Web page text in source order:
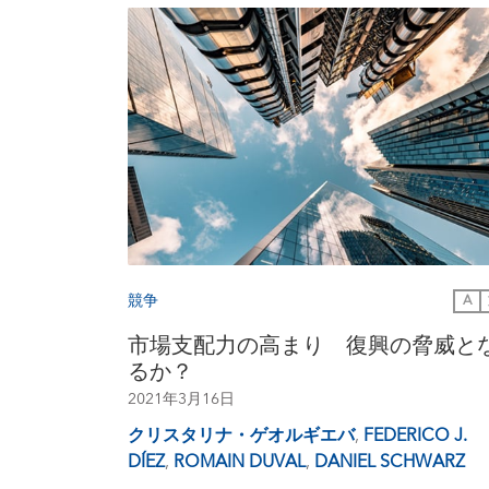
競争 A
市場支配力の高まり 復興の脅威と
るか？
2021年3月16日
クリスタリナ・ゲオルギエバ, FEDERICO J.
DÍEZ, ROMAIN DUVAL, DANIEL SCHWARZ